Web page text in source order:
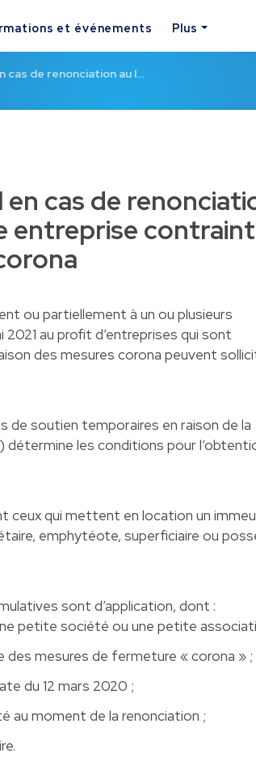
et événements Plus
cas de renonciation au l…
cas de
entreprise
ou partiellement à un ou plusieurs
au profit d’entreprises qui sont
des mesures corona peuvent
de soutien temporaires en raison de la
détermine les conditions pour
ceux qui mettent en location un
emphytéote, superficiaire ou
sont d’application, dont :
petite société ou une petite
mesures de fermeture « corona » ;
du 12 mars 2020 ;
au moment de la renonciation ;